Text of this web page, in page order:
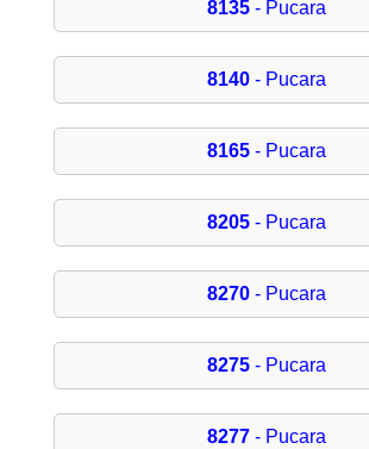
8135- Pucara
8140- Pucara
8165- Pucara
8205- Pucara
8270- Pucara
8275- Pucara
8277- Pucara